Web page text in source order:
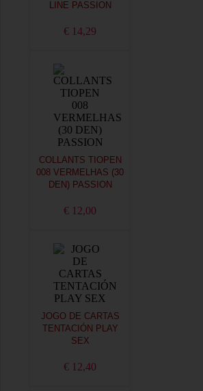
LINE PASSION
€ 14,29
COLLANTS TIOPEN
008 VERMELHAS (30
DEN) PASSION
€ 12,00
JOGO DE CARTAS
TENTACIÓN PLAY
SEX
€ 12,40